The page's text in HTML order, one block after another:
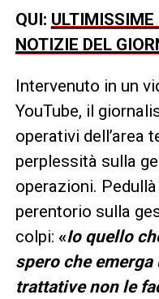
QUI: ULTIMISSIME
NOTIZIE DEL
Intervenuto in un
YouTube, il
operativi dell’area
perplessità sulla
operazioni.
perentorio sulla
colpi: «Io quello
spero che emerga
trattative non le